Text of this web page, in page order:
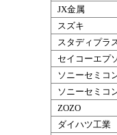
JX金属
スズキ
スタディプラ
セイコーエプ
ソニーセミコ
ソニーセミコ
ZOZO
ダイハツ工業